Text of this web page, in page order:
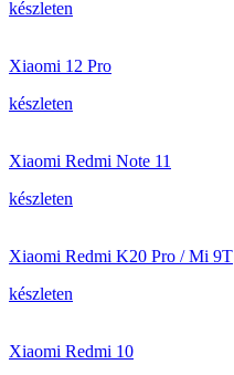
készleten
Xiaomi 12 Pro
készleten
Xiaomi Redmi Note 11
készleten
Xiaomi Redmi K20 Pro / Mi 9T
készleten
Xiaomi Redmi 10